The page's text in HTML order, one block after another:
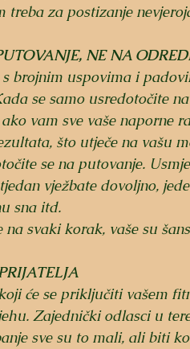
treba za postizanje
NE NA
brojnim uspovima i
se samo usredotočite
vam sve vaše naporne
što utječe na vašu
se na putovanje.
vježbate dovoljno,
sna itd.
svaki korak, vaše su
će se priključiti vašem
Zajednički odlasci u
sve su to mali, ali biti